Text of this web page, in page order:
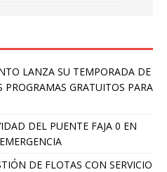
LANZA SU TEMPORADA DE
GRATUITOS PARA
DEL PUENTE FAJA 0 EN
DE FLOTAS CON SERVICIO